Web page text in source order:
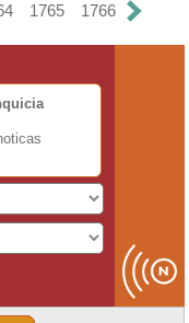
1765 1766